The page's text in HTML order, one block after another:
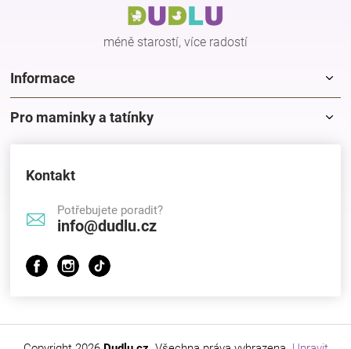
méně starostí, více radostí
Informace
Pro maminky a tatínky
Kontakt
Potřebujete poradit?
info@dudlu.cz